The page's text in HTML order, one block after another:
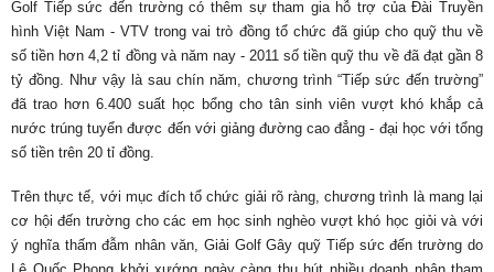
Golf Tiếp sức đến trường có thêm sự tham gia hỗ trợ của Đài Truyền
hình Việt Nam - VTV trong vai trò đồng tổ chức đã giúp cho quỹ thu về
số tiền hơn 4,2 tỉ đồng và năm nay - 2011 số tiền quỹ thu về đã đạt gần 8
tỷ đồng. Như vậy là sau chín năm, chương trình “Tiếp sức đến trường”
đã trao hơn 6.400 suất học bổng cho tân sinh viên vượt khó khắp cả
nước trúng tuyển được đến với giảng đường cao đẳng - đại học với tổng
số tiền trên 20 tỉ đồng.
Trên thực tế, với mục đích tổ chức giải rõ ràng, chương trình là mang lại
cơ hội đến trường cho các em học sinh nghèo vượt khó học giỏi và với
ý nghĩa thấm đẫm nhân văn, Giải Golf Gây quỹ Tiếp sức đến trường do